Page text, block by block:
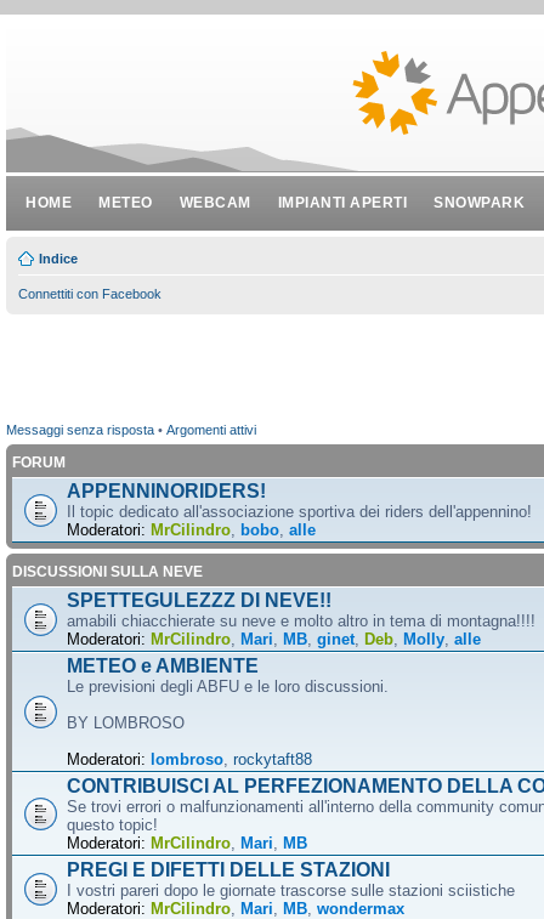
HOME METEO WEBCAM IMPIANTI APERTI SNOWPARK
Indice
Connettiti con Facebook
Messaggi senza risposta • Argomenti attivi
FORUM
APPENNINORIDERS!
Il topic dedicato all'associazione sportiva dei riders dell'appennino!
Moderatori: MrCilindro bobo alle
DISCUSSIONI SULLA NEVE
SPETTEGULEZZZ DI NEVE!!
amabili chiacchierate su neve e molto altro in tema di montagna!!!!
Moderatori: MrCilindro Mari MB ginet Deb Molly alle
METEO e AMBIENTE
Le previsioni degli ABFU e le loro discussioni.
BY LOMBROSO
Moderatori: lombroso rockytaft88
CONTRIBUISCI AL PERFEZIONAMENTO DELLA
Se trovi errori o malfunzionamenti all'interno della community
questo topic!
Moderatori: MrCilindro Mari MB
PREGI E DIFETTI DELLE STAZIONI
I vostri pareri dopo le giornate trascorse sulle stazioni sciistiche
Moderatori: MrCilindro Mari MB wondermax